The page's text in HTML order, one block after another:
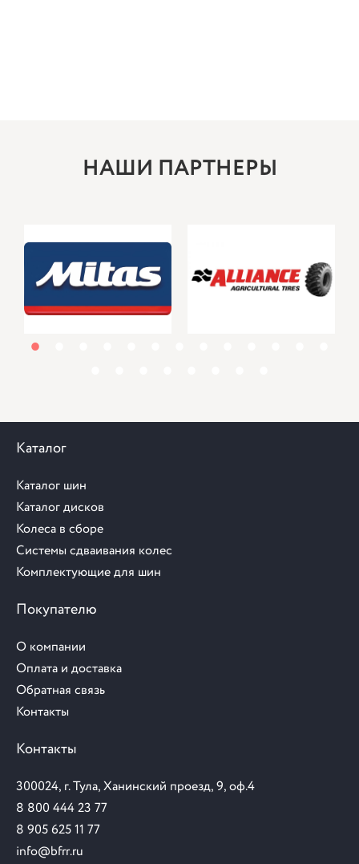
НАШИ ПАРТНЕРЫ
Каталог
Каталог шин
Каталог дисков
Колеса в сборе
Системы сдваивания колес
Комплектующие для шин
Покупателю
О компании
Оплата и доставка
Обратная связь
Контакты
Контакты
300024, г. Тула, Ханинский проезд, 9, оф.4
8 800 444 23 77
8 905 625 11 77
info@bfrr.ru